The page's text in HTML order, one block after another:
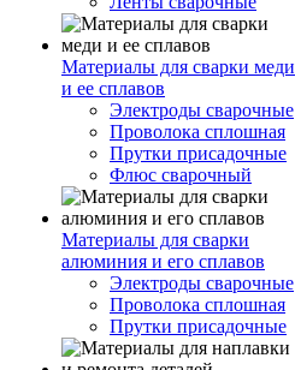
Материалы для сварки меди
и ее сплавов
Электроды сварочные
Проволока сплошная
Прутки присадочные
Флюс сварочный
Материалы для сварки
алюминия и его сплавов
Электроды сварочные
Проволока сплошная
Прутки присадочные